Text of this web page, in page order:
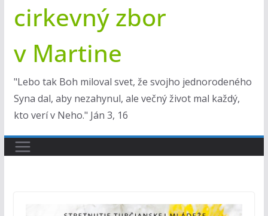
cirkevný zbor
v Martine
"Lebo tak Boh miloval svet, že svojho jednorodeného
Syna dal, aby nezahynul, ale večný život mal každý,
kto verí v Neho." Ján 3, 16